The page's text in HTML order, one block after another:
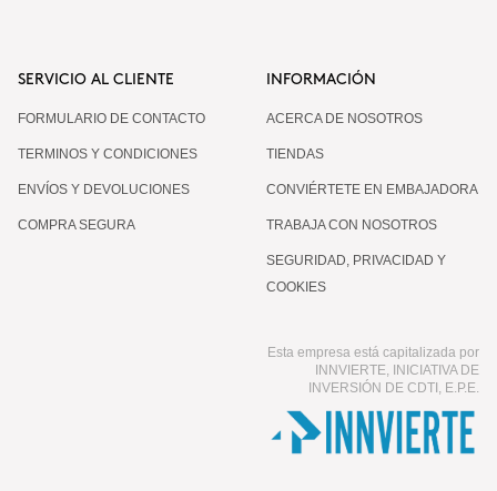
SERVICIO AL CLIENTE
FORMULARIO DE CONTACTO
TERMINOS Y CONDICIONES
ENVÍOS Y DEVOLUCIONES
COMPRA SEGURA
INFORMACIÓN
ACERCA DE NOSOTROS
TIENDAS
CONVIÉRTETE EN EMBAJADORA
TRABAJA CON NOSOTROS
SEGURIDAD, PRIVACIDAD Y
COOKIES
Esta empresa está capitalizada por
INNVIERTE, INICIATIVA DE
INVERSIÓN DE CDTI, E.P.E.